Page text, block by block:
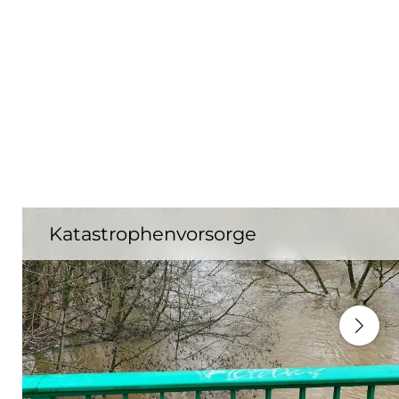
Katastrophenvorsorge